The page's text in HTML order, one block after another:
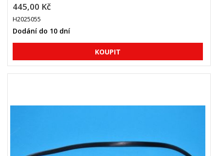
445,00 Kč
H2025055
Dodání do 10 dní